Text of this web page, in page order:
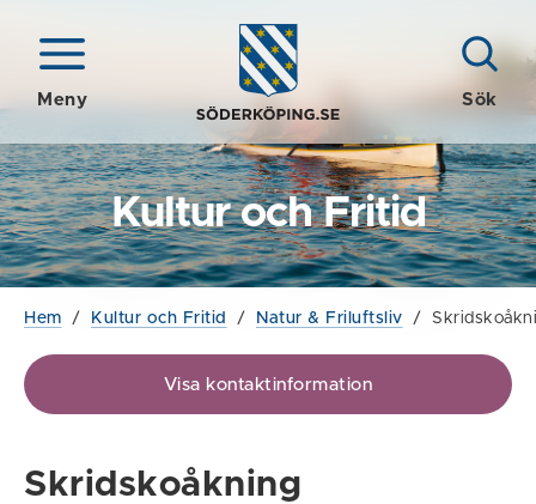
Meny Sök
Kultur och Fritid
Hem / Kultur och Fritid / Natur & Friluftsliv /
Visa kontaktinformation
Skridskoåkning